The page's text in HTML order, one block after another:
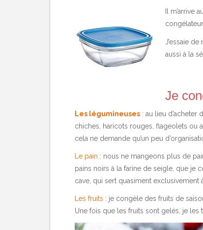
Il m’arrive
J’essaie
aussi à la
Je
Les légumineuses : au lieu
chiches, haricots rouges, flageolets ou
cela ne demande qu’un peu
Le pain : nous ne mangeons plus de
pains noirs à la farine de seigle, que je
cave, qui sert quasiment exclusivement
Les fruits : je congèle des fruits de
Une fois que les fruits sont gelés, je les